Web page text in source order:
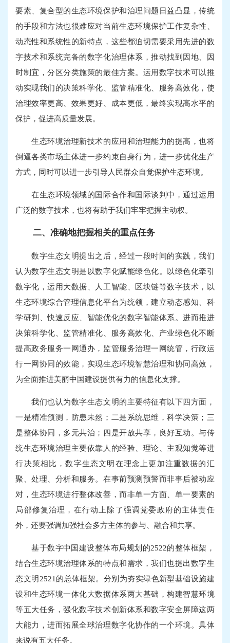
要素、复合型的生态环境保护和治理问题日益凸显，传统
的手段和方法也很难应对当前生态环境保护工作复杂性、
动态性和系统性的新特点，这些都迫切需要采用先进的数
字技术和系统完备的数字化治理体系，推动找到因地、因
时制宜，分区分类施策的最佳方案。运用数字技术可以推
动实现我们的决策科学化、监管精准化、服务高效化，使
治理效率更高、效果更好、成本更低，最终实现高水平的
保护，促进高质量发展。
生态环境治理新技术的应用和治理能力的提高，也将
倒逼各类市场主体进一步约束自身行为，进一步优化生产
方式，同时可以进一步引导人民群众自觉保护生态环境。
在生态环境领域的国际合作和国际谈判中，通过运用
广泛的数字技术，也将有助于我们牢牢把握主动权。
二、准确地把握相关的重点任务
数字生态文明提出之后，经过一段时间的实践，我们
认为数字生态文明是以数字化赋能绿色化。以绿色化牵引
数字化，运用大数据、人工智能、区块链等数字技术，以
生态环境综合管理信息化平台为统领，建立动态感知、科
学研判、快速反应、智能优化的数字智能体系。进而推进
决策科学化、监管精准化、服务高效化、产业绿色化不断
提高政务服务一网通办，监管服务治理一网统管，行政运
行一网协同的效能，实现生态环境智慧治理和协同高效，
为全面推进美丽中国建设提供有力的信息化支撑。
我们也认为数字生态文明的主要特征有以下四方面，
一是精准预测，防患未然；二是系统思维，科学决策；三
是整体协同，多元共治；四是开放共享，良好互动。与传
统生态环境治理主要依靠人的经验、理论、主观知觉等进
行决策相比，数字生态文明在理念上更加注重数据的汇
聚、处理、分析和服务。在事前预测预警而非事后被动应
对，生态环境进行整体改善，而非单一方面、单一要素的
局部修复治理，在行动上除了强调党委政府的主体责任
外，还要强调加强社会多方主体的参与、融合和共享。
基于数字中国建设整体布局规划的2522的整体框架，
结合生态环境治理体系的特点和需求，我们也提出数字生
态文明2521的总体框架。分别为夯实绿色新型基础设施建
设和生态环境一体化大数据体系两大基础，构建智慧环境
等五大任务，强化数字技术创新体系和数字安全屏障这两
大能力，进而拓展全球治理数字化协作的一个环境。具体
来说有五大任务。